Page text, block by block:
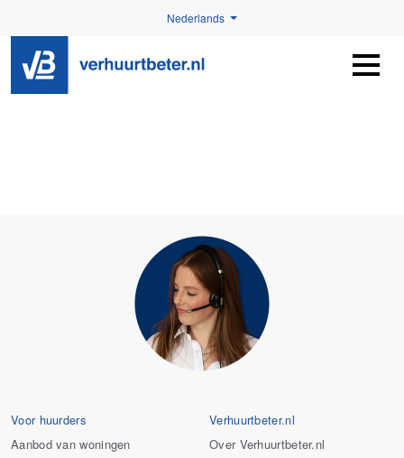
Nederlands
Voor huurders
Aanbod van woningen
Verhuurtbeter.nl
Over Verhuurtbeter.nl